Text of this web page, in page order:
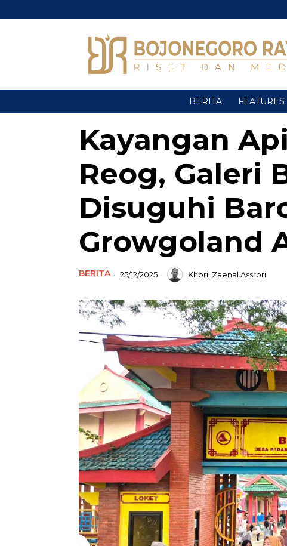
BERITA FEATURES
Kayangan
Reog, Galeri
Disuguhi
Growgoland
BERITA 25/12/2025 Khorij Zaenal Assrori